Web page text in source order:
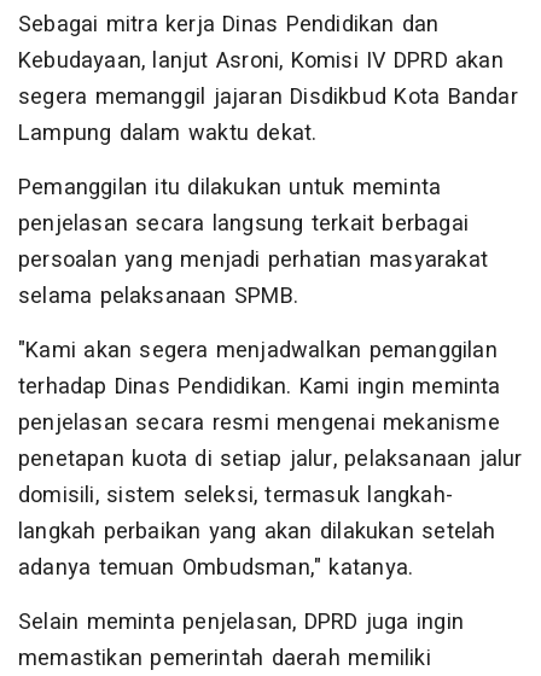
Sebagai mitra kerja Dinas Pendidikan dan
Kebudayaan, lanjut Asroni, Komisi IV DPRD akan
segera memanggil jajaran Disdikbud Kota Bandar
Lampung dalam waktu dekat.
Pemanggilan itu dilakukan untuk meminta
penjelasan secara langsung terkait berbagai
persoalan yang menjadi perhatian masyarakat
selama pelaksanaan SPMB.
"Kami akan segera menjadwalkan pemanggilan
terhadap Dinas Pendidikan. Kami ingin meminta
penjelasan secara resmi mengenai mekanisme
penetapan kuota di setiap jalur, pelaksanaan jalur
domisili, sistem seleksi, termasuk langkah-
langkah perbaikan yang akan dilakukan setelah
adanya temuan Ombudsman," katanya.
Selain meminta penjelasan, DPRD juga ingin
memastikan pemerintah daerah memiliki